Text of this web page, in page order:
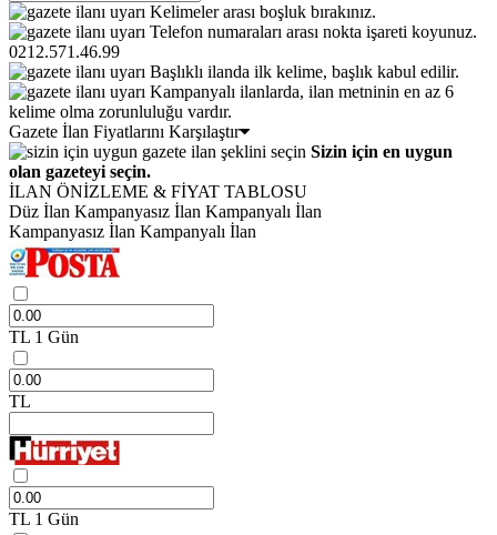
Kelimeler arası boşluk bırakınız.
Telefon numaraları arası nokta işareti koyunuz.
0212.571.46.99
Başlıklı ilanda ilk kelime, başlık kabul edilir.
Kampanyalı ilanlarda, ilan metninin en az 6
kelime olma zorunluluğu vardır.
Gazete İlan Fiyatlarını Karşılaştır
Sizin için en uygun
olan gazeteyi seçin.
İLAN ÖNİZLEME & FİYAT TABLOSU
Düz İlan Kampanyasız İlan Kampanyalı İlan
Kampanyasız İlan Kampanyalı İlan
TL 1 Gün
TL
TL 1 Gün